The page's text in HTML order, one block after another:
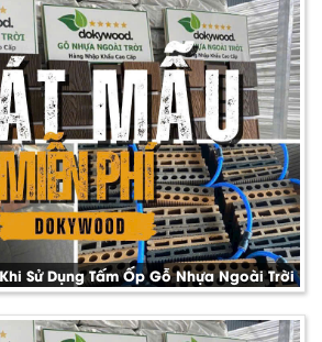
Sử Dụng Tấm Ốp Gỗ Nhựa Ngoài Trời